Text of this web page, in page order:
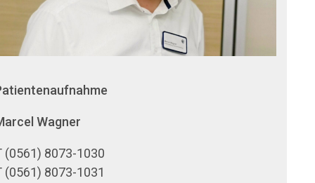
Wagner
(0561) 8073-1030
(0561) 8073-1031